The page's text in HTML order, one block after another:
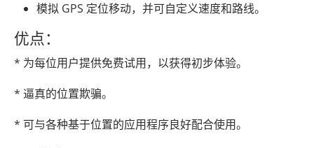
模拟 GPS 定位移动，并可自定义速度和路线。
优点：
* 为每位用户提供免费试用，以获得初步体验。
* 逼真的位置欺骗。
* 可与各种基于位置的应用程序良好配合使用。